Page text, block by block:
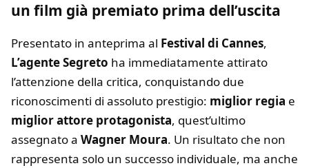
un film già premiato prima dell’uscita
Presentato in anteprima al Festival di Cannes,
L’agente Segreto ha immediatamente attirato
l’attenzione della critica, conquistando due
riconoscimenti di assoluto prestigio: miglior regia e
miglior attore protagonista, quest’ultimo
assegnato a Wagner Moura. Un risultato che non
rappresenta solo un successo individuale, ma anche